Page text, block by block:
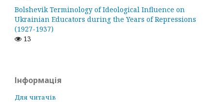
Bolshevik Terminology of Ideological Influence on
Ukrainian Educators during the Years of Repressions
(1927-1937)
13
Інформація
Для читачів